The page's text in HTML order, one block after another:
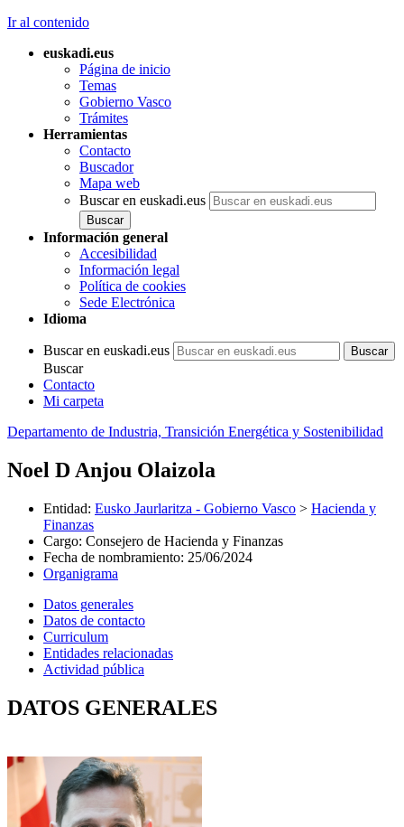
Ir al contenido
euskadi.eus
Página de inicio
Temas
Gobierno Vasco
Trámites
Herramientas
Contacto
Buscador
Mapa web
Buscar en euskadi.eus
Información general
Accesibilidad
Información legal
Política de cookies
Sede Electrónica
Idioma
Buscar en euskadi.eus
Buscar
Contacto
Mi carpeta
Departamento de Industria, Transición Energética y Sostenibilidad
Noel D Anjou Olaizola
Entidad: Eusko Jaurlaritza - Gobierno Vasco > Hacienda y
Finanzas
Cargo: Consejero de Hacienda y Finanzas
Fecha de nombramiento: 25/06/2024
Organigrama
Datos generales
Datos de contacto
Curriculum
Entidades relacionadas
Actividad pública
DATOS GENERALES